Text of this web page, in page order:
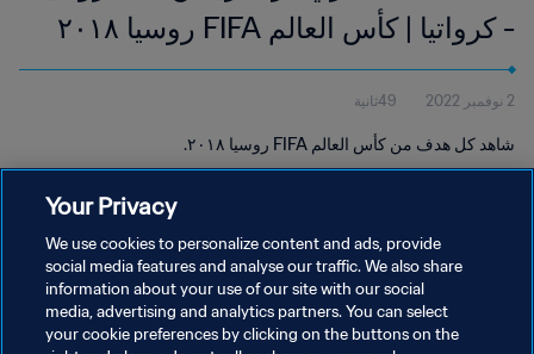
- كرواتيا | كأس العالم FIFA روسيا ٢٠١٨
2 نوفمبر 2022 49ثانية
شاهد كل هدف من كأس العالم FIFA روسيا ٢٠١٨.
سياسة الخصوصية
Your Privacy
We use cookies to personalize content and ads, provide
social media features and analyse our traffic. We also share
information about your use of our site with our social
media, advertising and analytics partners. You can select
your cookie preferences by clicking on the buttons on the